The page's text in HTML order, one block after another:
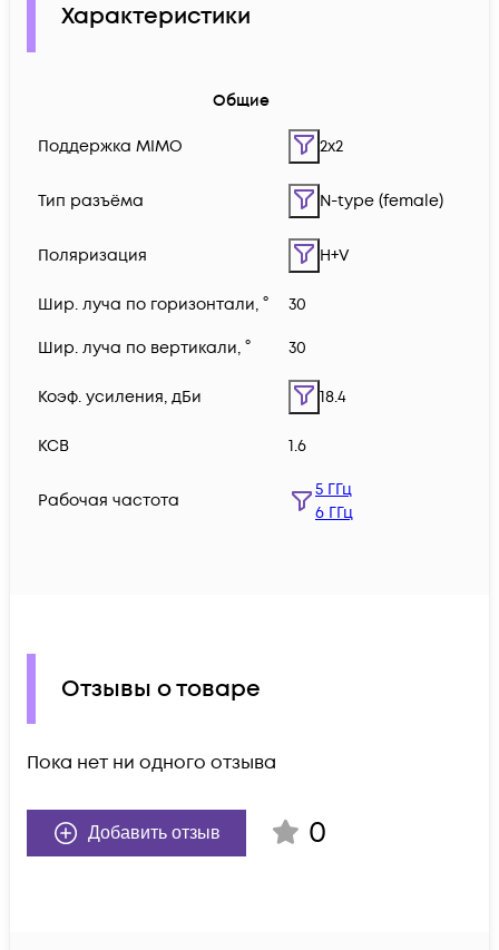
Характеристики
Общие
Поддержка MIMO 2x2
Тип разъёма N-type (female)
Поляризация H+V
Шир. луча по горизонтали, ° 30
Шир. луча по вертикали, ° 30
Коэф. усиления, дБи 18.4
КСВ 1.6
Рабочая частота
5 ГГц
6 ГГц
Отзывы о товаре
Пока нет ни одного отзыва
Добавить отзыв 0